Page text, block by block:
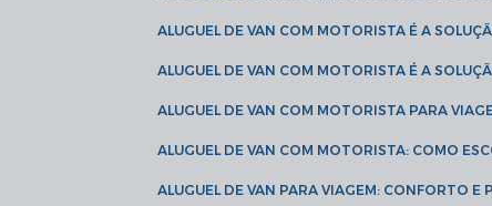
ALUGUEL DE VAN COM MOTORISTA É A
ALUGUEL DE VAN COM MOTORISTA É A
ALUGUEL DE VAN COM MOTORISTA PARA
ALUGUEL DE VAN COM MOTORISTA: COMO
ALUGUEL DE VAN PARA VIAGEM: CONFORTO E